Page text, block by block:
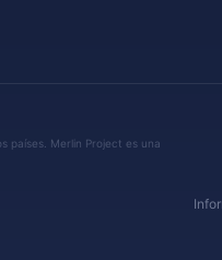
países. Merlin Project es una